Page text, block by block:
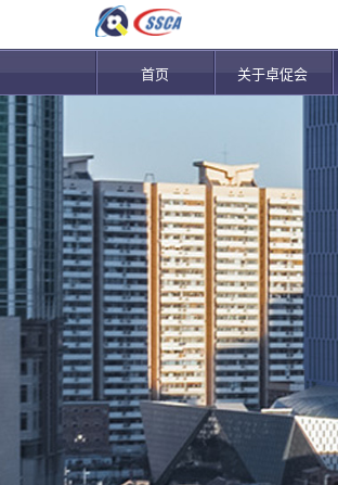
首页 关于卓促会